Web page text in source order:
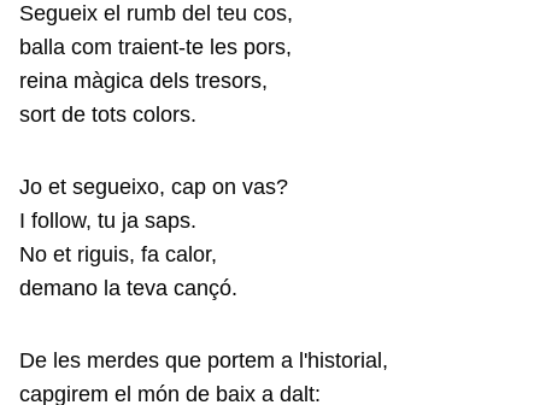
Segueix el rumb del teu cos,
balla com traient-te les pors,
reina màgica dels tresors,
sort de tots colors.
Jo et segueixo, cap on vas?
I follow, tu ja saps.
No et riguis, fa calor,
demano la teva cançó.
De les merdes que portem a l'historial,
capgirem el món de baix a dalt: